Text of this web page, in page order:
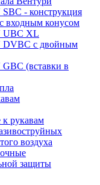
- конструкция
входным конусом
UBC XL
DVBC с двойным
(вставки в
рукавам
воздуха
защиты